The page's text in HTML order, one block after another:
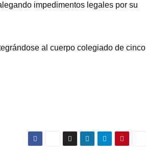
impedimentos legales por su
al cuerpo colegiado de cinco